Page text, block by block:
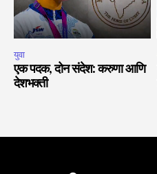
युवा
एक पदक, दोन संदेश: करुणा आणि
देशभक्ती